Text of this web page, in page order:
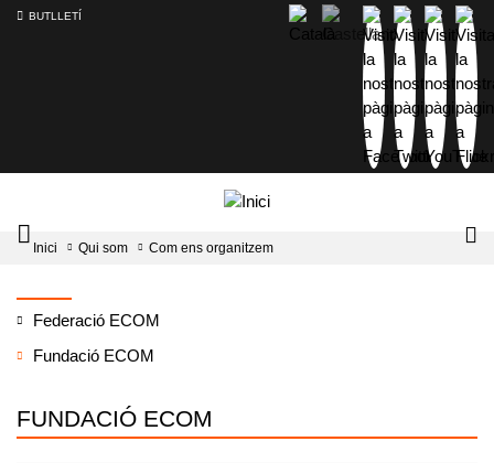
BUTLLETÍ
Mobile
menu
Inici Qui som Com ens organitzem
Federació ECOM
Fundació ECOM
FUNDACIÓ ECOM